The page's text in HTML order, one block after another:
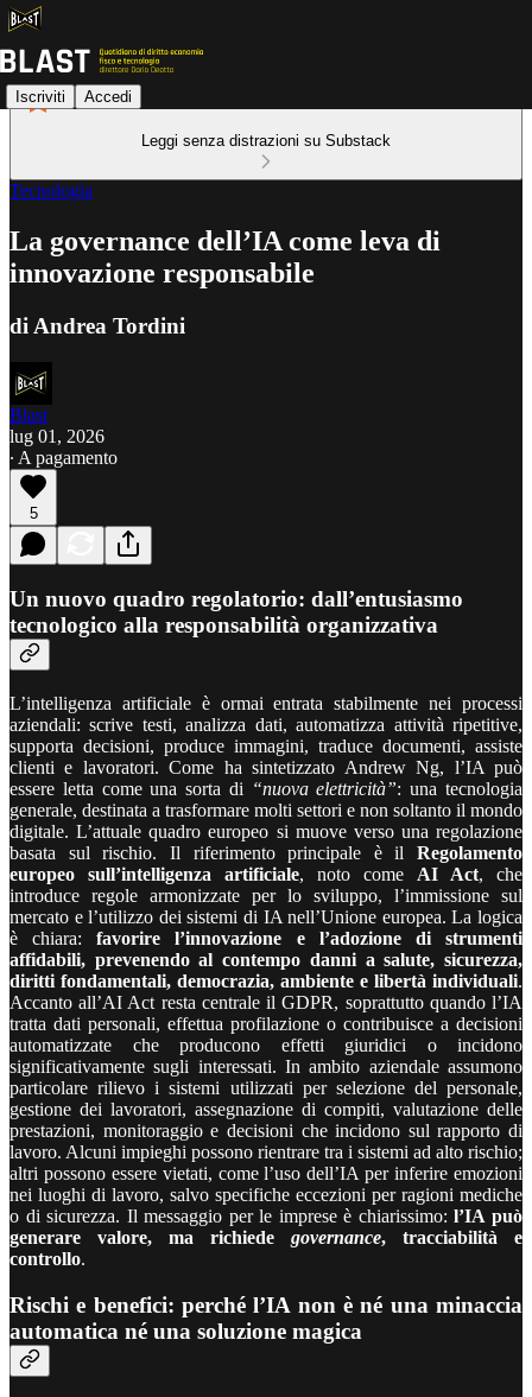
Iscriviti Accedi
Leggi senza distrazioni su Substack
Tecnologia
La governance dell’IA come leva di
innovazione responsabile
di Andrea Tordini
Blast
lug 01, 2026
∙ A pagamento
5
Un nuovo quadro regolatorio: dall’entusiasmo
tecnologico alla responsabilità organizzativa
L’intelligenza artificiale è ormai entrata stabilmente nei processi
aziendali: scrive testi, analizza dati, automatizza attività ripetitive,
supporta decisioni, produce immagini, traduce documenti, assiste
clienti e lavoratori. Come ha sintetizzato Andrew Ng, l’IA può
essere letta come una sorta di “nuova elettricità”: una tecnologia
generale, destinata a trasformare molti settori e non soltanto il mondo
digitale. L’attuale quadro europeo si muove verso una regolazione
basata sul rischio. Il riferimento principale è il Regolamento
europeo sull’intelligenza artificiale, noto come AI Act, che
introduce regole armonizzate per lo sviluppo, l’immissione sul
mercato e l’utilizzo dei sistemi di IA nell’Unione europea. La logica
è chiara:favorire l’innovazione e l’adozione di strumenti
affidabili, prevenendo al contempo danni a salute, sicurezza,
diritti fondamentali, democrazia, ambiente e libertà individuali.
Accanto all’AI Act resta centrale il GDPR, soprattutto quando l’IA
tratta dati personali, effettua profilazione o contribuisce a decisioni
automatizzate che producono effetti giuridici o incidono
significativamente sugli interessati. In ambito aziendale assumono
particolare rilievo i sistemi utilizzati per selezione del personale,
gestione dei lavoratori, assegnazione di compiti, valutazione delle
prestazioni, monitoraggio e decisioni che incidono sul rapporto di
lavoro. Alcuni impieghi possono rientrare tra i sistemi ad alto rischio;
altri possono essere vietati, come l’uso dell’IA per inferire emozioni
nei luoghi di lavoro, salvo specifiche eccezioni per ragioni mediche
o di sicurezza. Il messaggio per le imprese è chiarissimo:l’IA può
generare valore, ma richiede governance, tracciabilità e
controllo.
Rischi e benefici: perché l’IA non è né una minaccia
automatica né una soluzione magica